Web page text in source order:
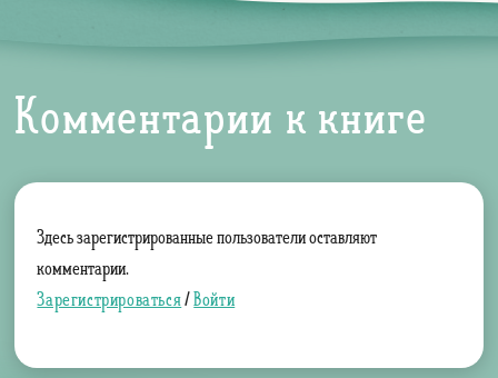
Комментарии к книге
Здесь зарегистрированные пользователи оставляют
комментарии.
Зарегистрироваться/Войти